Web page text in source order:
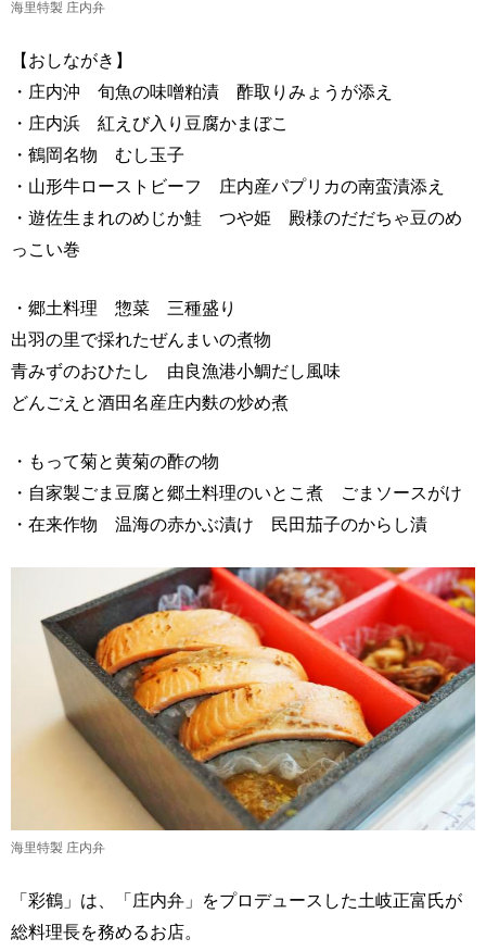
海里特製 庄内弁
【おしながき】
・庄内沖 旬魚の味噌粕漬 酢取りみょうが添え
・庄内浜 紅えび入り豆腐かまぼこ
・鶴岡名物 むし玉子
・山形牛ローストビーフ 庄内産パプリカの南蛮漬添え
・遊佐生まれのめじか鮭 つや姫 殿様のだだちゃ豆のめ
っこい巻
・郷土料理 惣菜 三種盛り
出羽の里で採れたぜんまいの煮物
青みずのおひたし 由良漁港小鯛だし風味
どんごえと酒田名産庄内麩の炒め煮
・もって菊と黄菊の酢の物
・自家製ごま豆腐と郷土料理のいとこ煮 ごまソースがけ
・在来作物 温海の赤かぶ漬け 民田茄子のからし漬
海里特製 庄内弁
「彩鶴」は、「庄内弁」をプロデュースした土岐正富氏が
総料理長を務めるお店。